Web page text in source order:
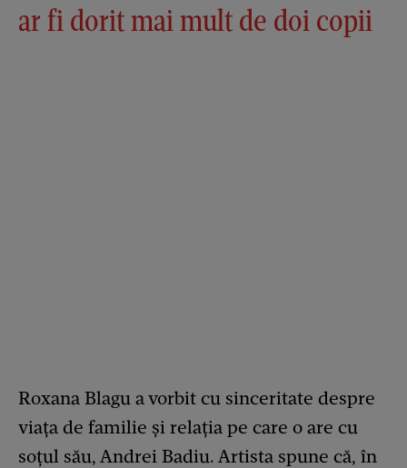
ar fi dorit mai mult de doi copii
Roxana Blagu a vorbit cu sinceritate despre
viața de familie și relația pe care o are cu
soțul său, Andrei Badiu. Artista spune că, în